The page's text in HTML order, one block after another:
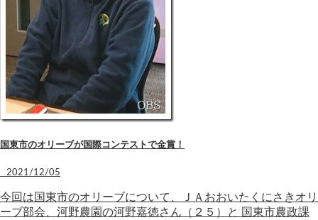
国東市のオリーブが国際コンテストで金賞！
2021/12/05
今回は国東市のオリーブについて、ＪＡおおいたくにさきオリ
ーブ部会、河野農園の河野嘉徳さん（２５）と 国東市農政課